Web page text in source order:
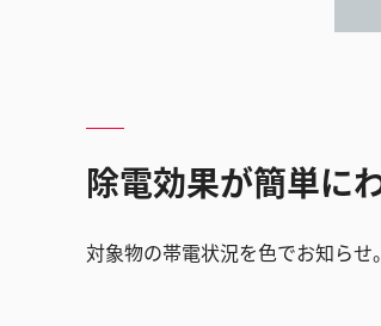
除電効果が簡単に
対象物の帯電状況を色でお知ら